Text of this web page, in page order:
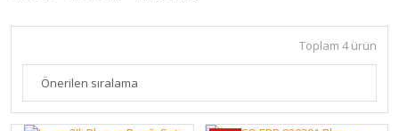
Toplam 4 ürün